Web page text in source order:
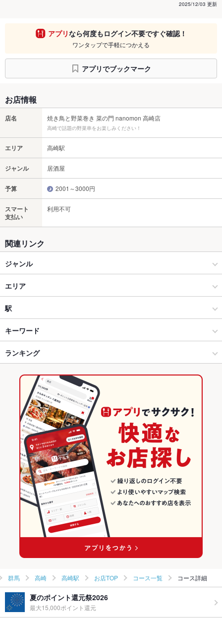
2025/12/03 更新
アプリなら何度もログイン不要ですぐ確認！
ワンタップで手軽につかえる
アプリでブックマーク
お店情報
店名 焼き鳥と野菜巻き 菜の門 nanomon 高崎店
高崎で話題の野菜串をお楽しみください！
エリア 高崎駅
ジャンル 居酒屋
予算 2001～3000円
スマート
支払い
利用不可
関連リンク
ジャンル
居酒屋
洋・和洋・各国料理・その他
高崎 × 居酒屋
高崎 × 洋・和洋・各国料理・その他
高崎駅 × 居酒屋
高崎駅 × 洋・和洋・各国料理・その他
焼き鳥・鶏料理
高崎 × 和食
高崎 × 焼き鳥・鶏料理
高崎駅 × 和食
高崎駅 × 焼き鳥・鶏料理
エリア
高崎駅
高崎駅 × 居酒屋
高崎駅 × 洋・和洋・各国料理・その他
高崎駅 × 和食
高崎駅 × 焼き鳥・鶏料理
群馬 × 居酒屋
群馬 × 洋・和洋・各国料理・その他
群馬 × 和食
群馬 × 焼き鳥・鶏料理
駅
高崎駅
キーワード
からあげ ローストビーフ
餃子 デザート 肉寿司
ランキング
群馬のグルメランキング
群馬の居酒屋ランキング
高崎のグルメランキング
高崎の居酒屋ランキング
高崎駅のグルメランキング
高崎駅の居酒屋ランキング
群馬 高崎 高崎駅 お店TOP コース一覧 コース詳細
夏のポイント還元祭2026
最大15,000ポイント還元